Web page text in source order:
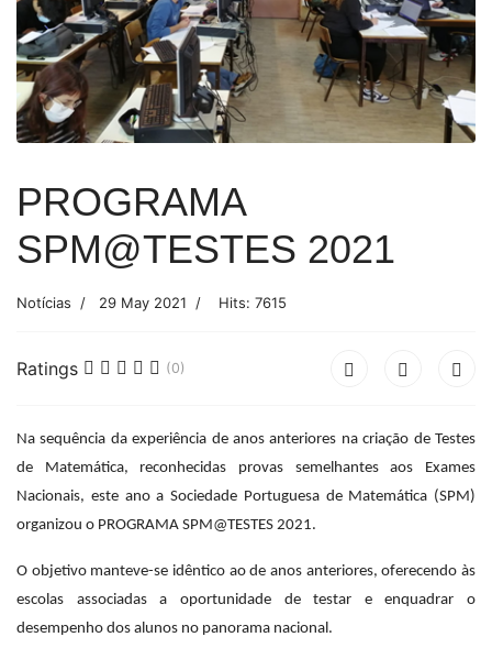
PROGRAMA
SPM@TESTES 2021
Notícias 29 May 2021 Hits: 7615
Ratings (0)
Na sequência da experiência de anos anteriores na criação de Testes
de Matemática, reconhecidas provas semelhantes aos Exames
Nacionais, este ano a Sociedade Portuguesa de Matemática (SPM)
organizou o PROGRAMA SPM@TESTES 2021.
O objetivo manteve-se idêntico ao de anos anteriores, oferecendo às
escolas associadas a oportunidade de testar e enquadrar o
desempenho dos alunos no panorama nacional.